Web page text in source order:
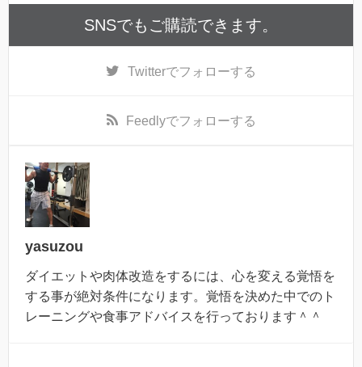
SNSでもご購読できます。
Twitterでフォローする
Feedlyでフォローする
yasuzou
ダイエットや肉体改造をするには、心を変える覚悟を
する事が絶対条件になります。覚悟を決めた中でのト
レーニングや食事アドバイスを行っております＾＾